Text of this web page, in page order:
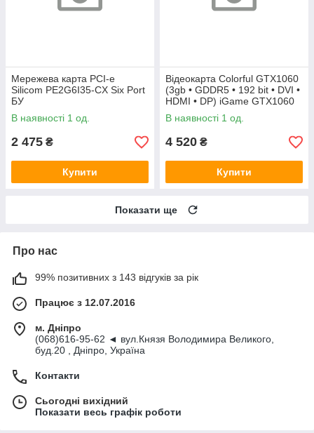
Мережева карта PCI-e
Silicom PE2G6I35-CX Six Port
БУ
В наявності 1 од.
2 475 ₴
Купити
Відеокарта Colorful GTX1060
(3gb • GDDR5 • 192 bit • DVI •
HDMI • DP) iGame GTX1060
Vulcan U 3G БУ
В наявності 1 од.
4 520 ₴
Купити
Показати ще
Про нас
99% позитивних з 143 відгуків за рік
Працює з 12.07.2016
м. Дніпро
(068)616-95-62 ◄ вул.Князя Володимира Великого,
буд.20 , Дніпро, Україна
Контакти
Сьогодні вихідний
Показати весь графік роботи